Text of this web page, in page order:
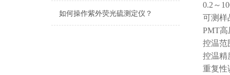
如何操作紫外荧光硫测定仪？
0.2～
可测样
PMT高
控温范
控温
重复性